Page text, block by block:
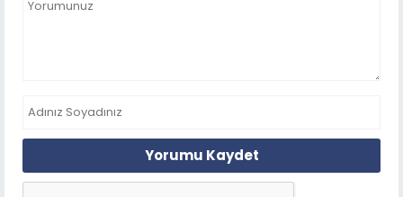
Yorumu Kaydet